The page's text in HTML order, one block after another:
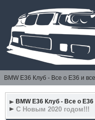
BMW E36 Клуб - Все о Е36 и
BMW E36 Клуб - Все о
С Новым 2020 годом!!!